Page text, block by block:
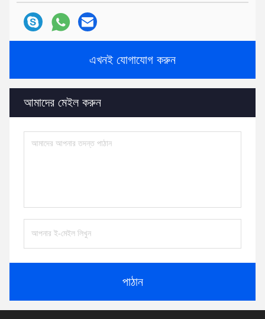
এখনই যোগাযোগ করুন
আমাদের মেইল ​​করুন
পাঠান